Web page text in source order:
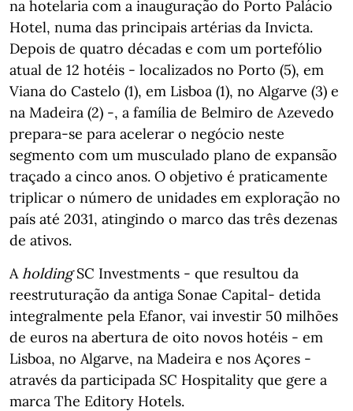
na hotelaria com a inauguração do Porto Palácio
Hotel, numa das principais artérias da Invicta.
Depois de quatro décadas e com um portefólio
atual de 12 hotéis - localizados no Porto (5), em
Viana do Castelo (1), em Lisboa (1), no Algarve (3) e
na Madeira (2) -, a família de Belmiro de Azevedo
prepara-se para acelerar o negócio neste
segmento com um musculado plano de expansão
traçado a cinco anos. O objetivo é praticamente
triplicar o número de unidades em exploração no
país até 2031, atingindo o marco das três dezenas
de ativos.
AholdingSC Investments - que resultou da
reestruturação da antiga Sonae Capital- detida
integralmente pela Efanor, vai investir 50 milhões
de euros na abertura de oito novos hotéis - em
Lisboa, no Algarve, na Madeira e nos Açores -
através da participada SC Hospitality que gere a
marca The Editory Hotels.